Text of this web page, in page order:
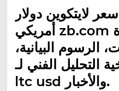
لايتكوين دولار
أمريكي zb.com الحالي مع أداة
الرسوم البيانية،
التحليل الفني لـ
ltc usd والأخبار.